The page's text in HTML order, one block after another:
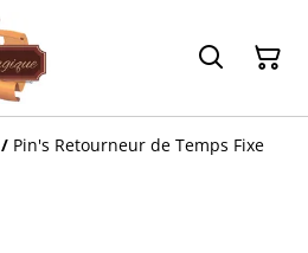
/ Pin's Retourneur de Temps Fixe